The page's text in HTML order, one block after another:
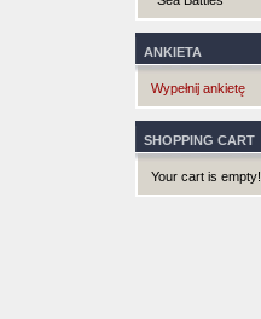
ANKIETA
Wypełnij ankietę
SHOPPING CART
Your cart is empty!